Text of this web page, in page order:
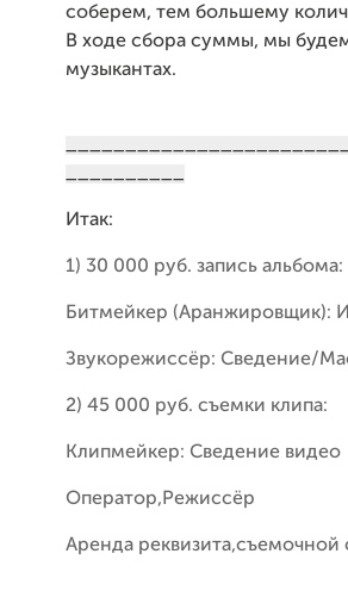
соберем, тем большему
В ходе сбора суммы, мы
музыкантах.
Итак:
1) 30 000 руб. запись альбома:
Битмейкер (Аранжировщик):
Звукорежиссёр: Сведение/
2) 45 000 руб. съемки клипа:
Клипмейкер: Сведение видео
Оператор,Режиссёр
Аренда реквизита,съемочной